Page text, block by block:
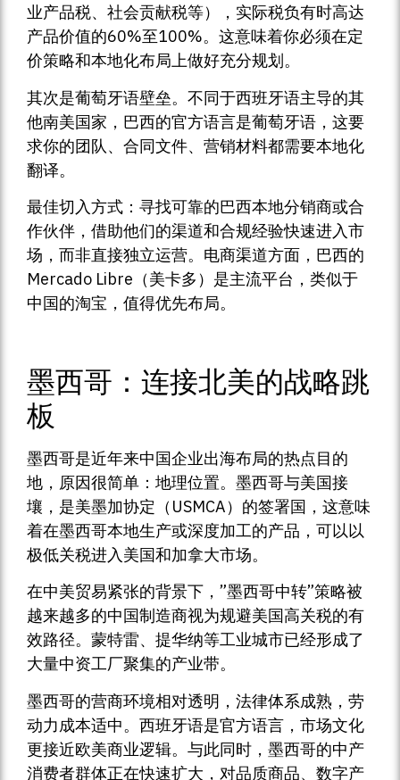
业产品税、社会贡献税等），实际税负有时高达
产品价值的60%至100%。这意味着你必须在定
价策略和本地化布局上做好充分规划。
其次是葡萄牙语壁垒。不同于西班牙语主导的其
他南美国家，巴西的官方语言是葡萄牙语，这要
求你的团队、合同文件、营销材料都需要本地化
翻译。
最佳切入方式：寻找可靠的巴西本地分销商或合
作伙伴，借助他们的渠道和合规经验快速进入市
场，而非直接独立运营。电商渠道方面，巴西的
Mercado Libre（美卡多）是主流平台，类似于
中国的淘宝，值得优先布局。
墨西哥：连接北美的战略跳
板
墨西哥是近年来中国企业出海布局的热点目的
地，原因很简单：地理位置。墨西哥与美国接
壤，是美墨加协定（USMCA）的签署国，这意味
着在墨西哥本地生产或深度加工的产品，可以以
极低关税进入美国和加拿大市场。
在中美贸易紧张的背景下，”墨西哥中转”策略被
越来越多的中国制造商视为规避美国高关税的有
效路径。蒙特雷、提华纳等工业城市已经形成了
大量中资工厂聚集的产业带。
墨西哥的营商环境相对透明，法律体系成熟，劳
动力成本适中。西班牙语是官方语言，市场文化
更接近欧美商业逻辑。与此同时，墨西哥的中产
消费者群体正在快速扩大，对品质商品、数字产